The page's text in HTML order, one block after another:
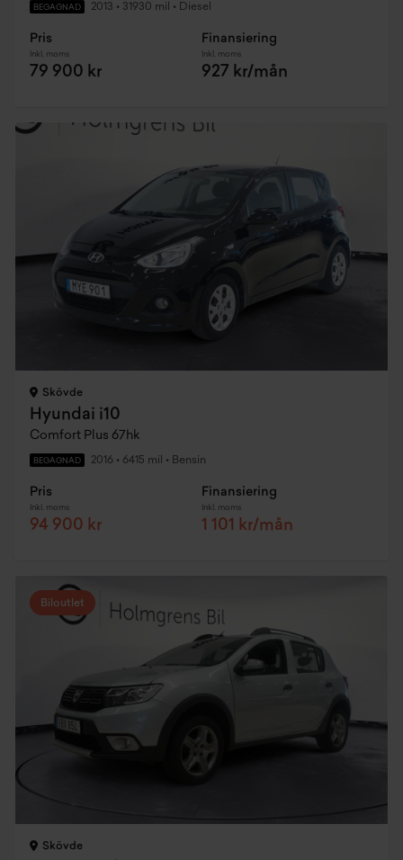
BEGAGNAD 2013 • 31930 mil • Diesel
Pris
Inkl. moms
79 900 kr
Finansiering
Inkl. moms
927 kr/mån
Skövde
Hyundai i10
Comfort Plus 67hk
BEGAGNAD 2016 • 6415 mil • Bensin
Pris
Inkl. moms
94 900 kr
Finansiering
Inkl. moms
1 101 kr/mån
Biloutlet
Skövde